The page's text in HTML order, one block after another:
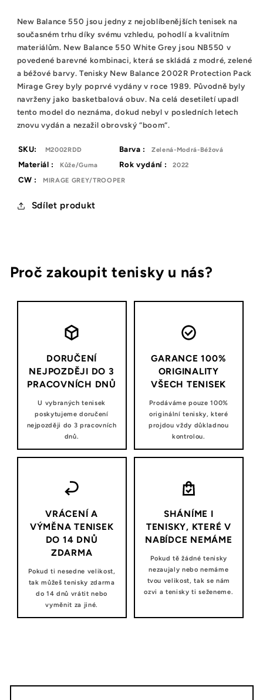
New Balance 550 jsou jedny z nejoblíbenějších tenisek na
současném trhu díky svému vzhledu, pohodlí a kvalitním
materiálům. New Balance 550 White Grey jsou NB550 v
povedené barevné kombinaci, která se skládá z modré, zelené
a béžové barvy. Tenisky New Balance 2002R Protection Pack
Mirage Grey byly poprvé vydány v roce 1989. Původně byly
navrženy jako basketbalová obuv. Na celá desetiletí upadl
tento model do neznáma, dokud nebyl v posledních letech
znovu vydán a nezažil obrovský “boom“.
SKU: M2002RDD Barva : Zelená-Modrá-Béžová
Materiál : Kůže/Guma Rok vydání : 2022
CW : MIRAGE GREY/TROOPER
Sdílet produkt
Proč zakoupit tenisky u nás?
DORUČENÍ
NEJPOZDĚJI DO 3
PRACOVNÍCH DNŮ
U vybraných tenisek
poskytujeme doručení
nejpozději do 3 pracovních
dnů.
GARANCE 100%
ORIGINALITY
VŠECH TENISEK
Prodáváme pouze 100%
originální tenisky, které
projdou vždy důkladnou
kontrolou.
VRÁCENÍ A
VÝMĚNA TENISEK
DO 14 DNŮ
ZDARMA
Pokud ti nesedne velikost,
tak můžeš tenisky zdarma
do 14 dnů vrátit nebo
vyměnit za jiné.
SHÁNÍME I
TENISKY, KTERÉ V
NABÍDCE NEMÁME
Pokud tě žádné tenisky
nezaujaly nebo nemáme
tvou velikost, tak se nám
ozvi a tenisky ti seženeme.